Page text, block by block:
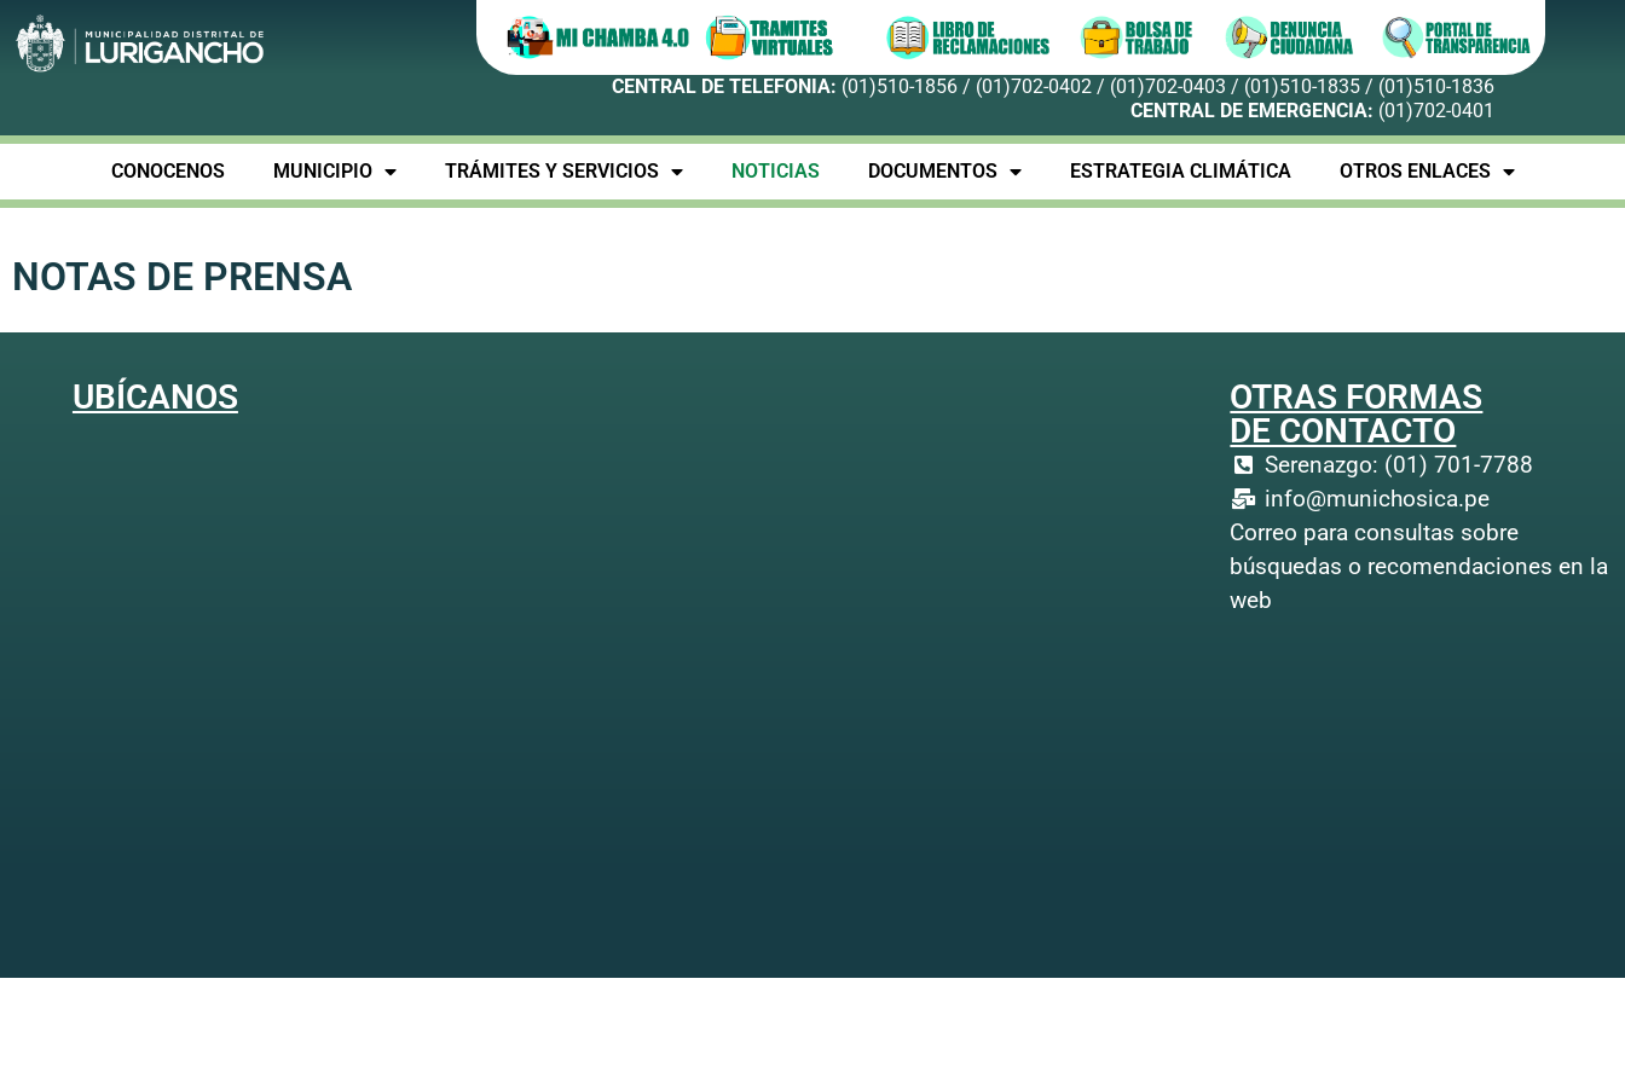
CENTRAL DE TELEFONIA: (01)510-1856 / (01)702-0402 / (01)702-0403 / (01)510-1835 / (01)510-1836
CENTRAL DE EMERGENCIA: (01)702-0401
CONOCENOS MUNICIPIO TRÁMITES Y SERVICIOS NOTICIAS DOCUMENTOS ESTRATEGIA CLIMÁTICA OTROS ENLACES
NOTAS DE PRENSA
UBÍCANOS
OTRAS FORMAS
DE CONTACTO
Serenazgo: (01) 701-7788
info@munichosica.pe
Correo para consultas sobre
búsquedas o recomendaciones en la
web